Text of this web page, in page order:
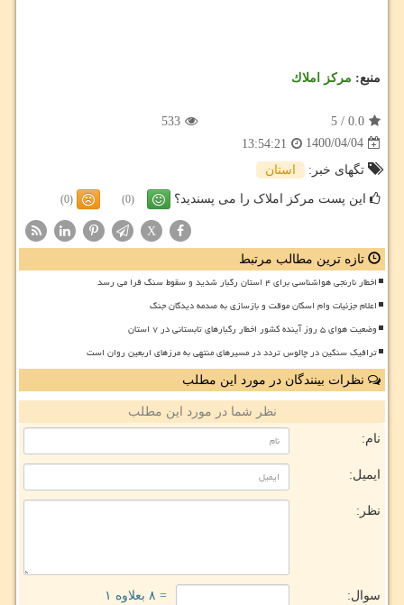
منبع: مركز املاك
0.0
/
5
533
1400/04/04
13:54:21
تگهای خبر:
استان
این پست مرکز املاک را می پسندید؟ (0)
(0)
X
تازه ترین مطالب مرتبط
اخطار نارنجی هواشناسی برای ۴ استان رگبار شدید و سقوط سنگ فرا می رسد
اعلام جزئیات وام اسکان موقت و بازسازی به صدمه دیدگان جنگ
وضعیت هوای ۵ روز آینده کشور اخطار رگبارهای تابستانی در ۷ استان
ترافیک سنگین در چالوس تردد در مسیرهای منتهی به مرزهای اربعین روان است
نظرات بینندگان در مورد این مطلب
نظر شما در مورد این مطلب
نام:
ایمیل:
نظر:
سوال: = ۸ بعلاوه ۱